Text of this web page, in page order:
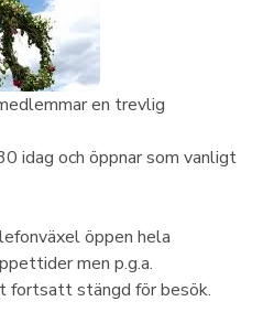
en trevlig
idag och öppnar som vanligt
öppen hela
men p.g.a.
fortsatt stängd för besök.